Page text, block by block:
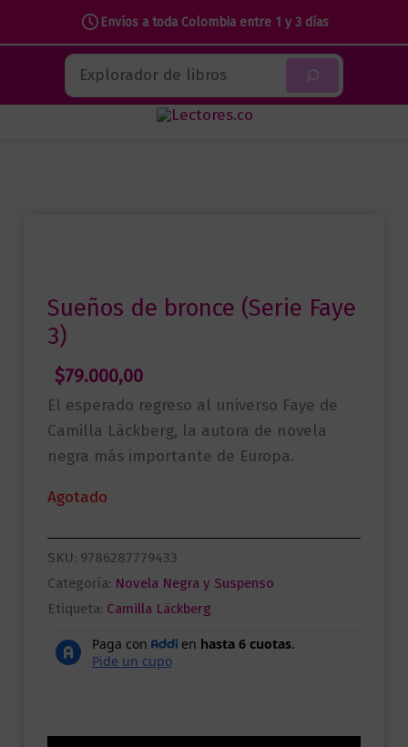
Envíos a toda Colombia entre 1 y 3 días
contenido
Buscar
Sueños de bronce (Serie Faye
3)
$79.000,00
El esperado regreso al universo Faye de
Camilla Läckberg, la autora de novela
negra más importante de Europa.
Agotado
SKU: 9786287779433
Categoría: Novela Negra y Suspenso
Etiqueta: Camilla Läckberg